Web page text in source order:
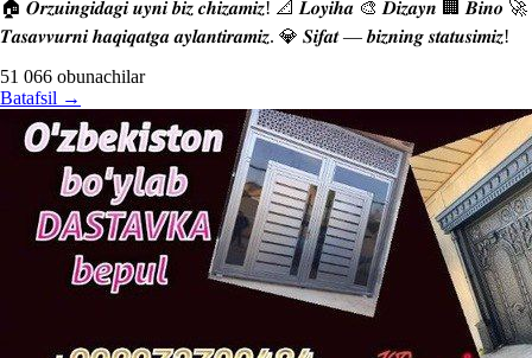
🏠 𝑶𝒓𝒛𝒖𝒊𝒏𝒈𝒊𝒅𝒂𝒈𝒊 𝒖𝒚𝒏𝒊 𝒃𝒊𝒛 𝒄𝒉𝒊𝒛𝒂𝒎𝒊𝒛! 📐 𝑳𝒐𝒚𝒊𝒉𝒂 🎨 𝑫𝒊𝒛𝒂𝒚𝒏 🏢 𝑩𝒊𝒏𝒐 🚀
𝑻𝒂𝒔𝒂𝒗𝒗𝒖𝒓𝒏𝒊 𝒉𝒂𝒒𝒊𝒒𝒂𝒕𝒈𝒂 𝒂𝒚𝒍𝒂𝒏𝒕𝒊𝒓𝒂𝒎𝒊𝒛. 💎 𝑺𝒊𝒇𝒂𝒕 — 𝒃𝒊𝒛𝒏𝒊𝒏𝒈 𝒔𝒕𝒂𝒕𝒖𝒔𝒊𝒎𝒊𝒛!
51 066 obunachilar
Batafsil →